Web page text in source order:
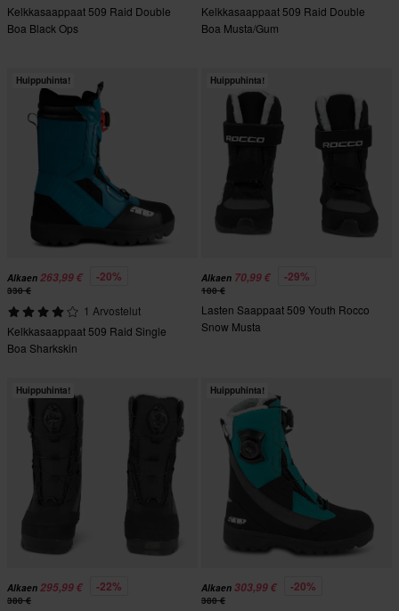
Kelkkasaappaat 509 Raid Double
Boa Black Ops
Kelkkasaappaat 509 Raid Double
Boa Musta/Gum
Huippuhinta!
Alkaen 263,99 € -20%
330 €
1 Arvostelut
Kelkkasaappaat 509 Raid Single
Boa Sharkskin
Huippuhinta!
Alkaen 70,99 € -29%
100 €
Lasten Saappaat 509 Youth Rocco
Snow Musta
Huippuhinta!
Alkaen 295,99 € -22%
380 €
Huippuhinta!
Alkaen 303,99 € -20%
380 €